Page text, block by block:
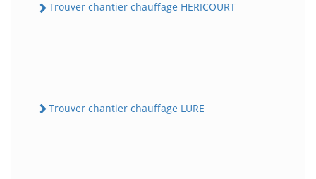
Trouver chantier chauffage HERICOURT
Trouver chantier chauffage LURE